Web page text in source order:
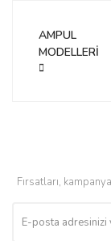
AMPUL
MODELLERİ
Fırsatları,